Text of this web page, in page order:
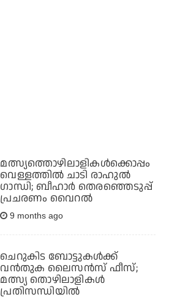
മത്സ്യത്തൊഴിലാളികള്‍ക്കൊപ്പം
വെള്ളത്തില്‍ ചാടി രാഹുല്‍
ഗാന്ധി; ബീഹാര്‍ തെരഞ്ഞെടുപ്പ്
പ്രചരണം വൈറല്‍
9 months ago
ചെറുകിട ബോട്ടുകൾക്ക്
വൻതുക ലൈസൻസ് ഫീസ്;
മത്സ്യ തൊഴിലാളികൾ
പ്രതിസന്ധിയില്‍